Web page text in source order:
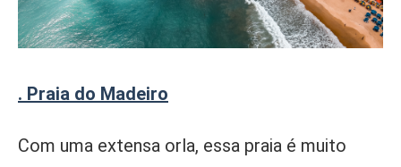
. Praia do Madeiro
Com uma extensa orla, essa praia é muito